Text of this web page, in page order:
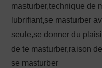
masturber,technique de
lubrifiant,se masturber
seule,se donner du
de te masturber,raison
se masturber